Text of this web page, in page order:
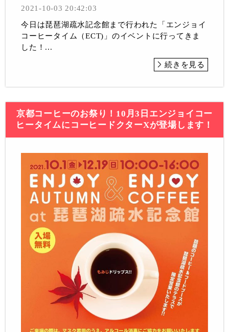
2021-10-03 20:42:03
今日は琵琶湖疏水記念館まで行われた「エンジョイ
コーヒータイム（ECT)」のイベントに行ってきま
した！...
続きを見る
京都コーヒーのお祭り！10月3日エンジョイコー
ヒータイムにコーヒードクターXが登場します！